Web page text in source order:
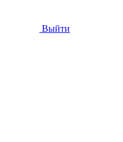
Выйти